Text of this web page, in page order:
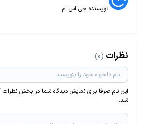
نویسنده جی اس ام
نظرات (0)
این نام صرفا برای نمایش دیدگاه شما در بخش نظرات
شد.